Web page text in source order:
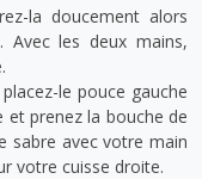
la doucement alors
Avec les deux mains,
le pouce gauche
et prenez la bouche de
sabre avec votre main
votre cuisse droite.